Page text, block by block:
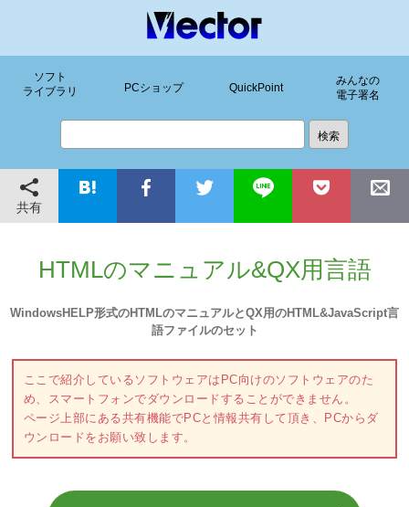
ソフト
ライブラリ
PCショップ QuickPoint
みんなの
電子署名
共有
HTMLのマニュアル&QX用言語
WindowsHELP形式のHTMLのマニュアルとQX用のHTML&JavaScript言
語ファイルのセット
ここで紹介しているソフトウェアはPC向けのソフトウェアのた
め、スマートフォンでダウンロードすることができません。
ページ上部にある共有機能でPCと情報共有して頂き、PCからダ
ウンロードをお願い致します。